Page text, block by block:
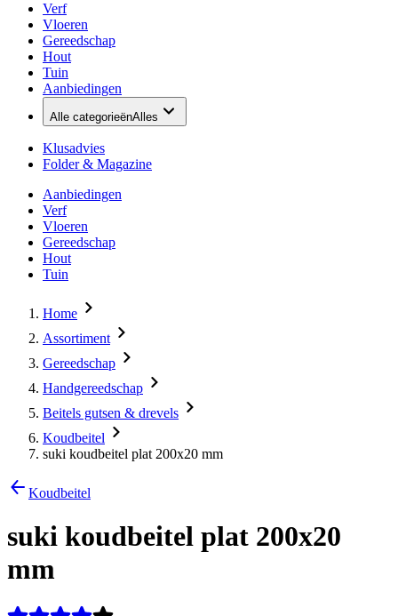
Verf
Vloeren
Gereedschap
Hout
Tuin
Aanbiedingen
Alle categorieënAlles
Klusadvies
Folder & Magazine
Aanbiedingen
Verf
Vloeren
Gereedschap
Hout
Tuin
Home
Assortiment
Gereedschap
Handgereedschap
Beitels gutsen & drevels
Koudbeitel
suki koudbeitel plat 200x20 mm
Koudbeitel
suki koudbeitel plat 200x20
mm